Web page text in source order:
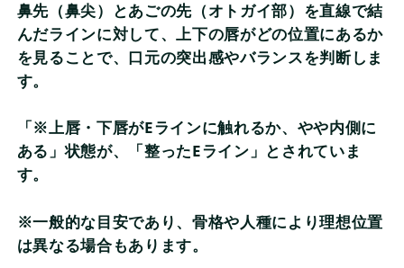
鼻先（鼻尖）とあごの先（オトガイ部）を直線で結
んだラインに対して、上下の唇がどの位置にあるか
を見ることで、口元の突出感やバランスを判断しま
す。
「※上唇・下唇がEラインに触れるか、やや内側に
ある」状態が、「整ったEライン」とされていま
す。
※一般的な目安であり、骨格や人種により理想位置
は異なる場合もあります。